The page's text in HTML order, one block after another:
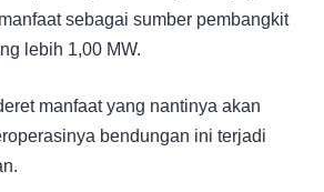
sebagai sumber pembangkit
lebih 1,00 MW.
manfaat yang nantinya akan
bendungan ini terjadi